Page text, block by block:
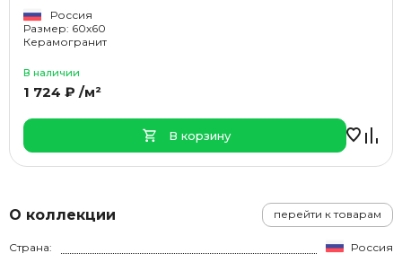
О коллекции перейти к товарам
Страна:
Россия
Россия
Размер: 60x60
Керамогранит
В наличии
1 724 ₽ /м²
В корзину